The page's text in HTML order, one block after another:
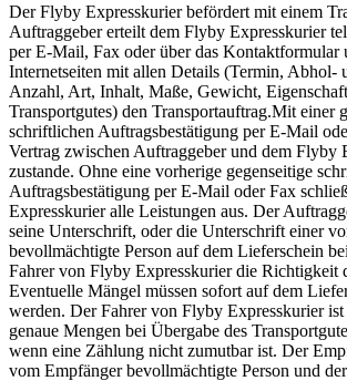
Der Flyby Expresskurier befördert mit einem
Auftraggeber erteilt dem Flyby Expresskurier
per E-Mail, Fax oder über das Kontaktformular
Internetseiten mit allen Details (Termin, Abhol-
Anzahl, Art, Inhalt, Maße, Gewicht,
Transportgutes) den Transportauftrag.Mit einer
schriftlichen Auftragsbestätigung per E-Mail
Vertrag zwischen Auftraggeber und dem Flyby
zustande. Ohne eine vorherige gegenseitige
Auftragsbestätigung per E-Mail oder Fax
Expresskurier alle Leistungen aus. Der
seine Unterschrift, oder die Unterschrift einer
bevollmächtigte Person auf dem Lieferschein
Fahrer von Flyby Expresskurier die Richtigkeit
Eventuelle Mängel müssen sofort auf dem
werden. Der Fahrer von Flyby Expresskurier
genaue Mengen bei Übergabe des
wenn eine Zählung nicht zumutbar ist. Der
vom Empfänger bevollmächtigte Person und